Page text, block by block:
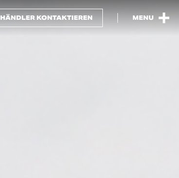
HÄNDLER KONTAKTIEREN MENU